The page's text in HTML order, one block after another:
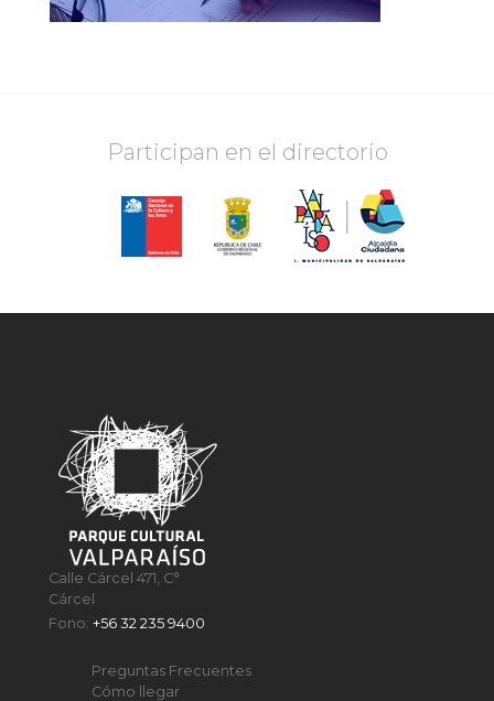
Participan en el directorio
Calle Cárcel 471, C°
Cárcel
Fono:+56 32 235 9400
Preguntas Frecuentes
Cómo llegar